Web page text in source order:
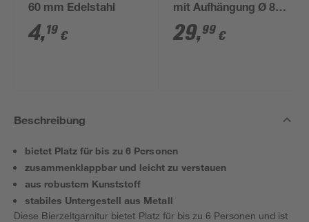
60 mm Edelstahl
4,19 €
mit Aufhängung Ø 80
x 125 cm
29,99 €
Beschreibung
bietet Platz für bis zu 6 Personen
zusammenklappbar und leicht zu verstauen
aus robustem Kunststoff
stabiles Untergestell aus Metall
Diese Bierzeltgarnitur bietet Platz für bis zu 6 Personen und ist